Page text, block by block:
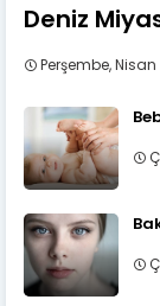
Deniz
Perşembe, Nisan